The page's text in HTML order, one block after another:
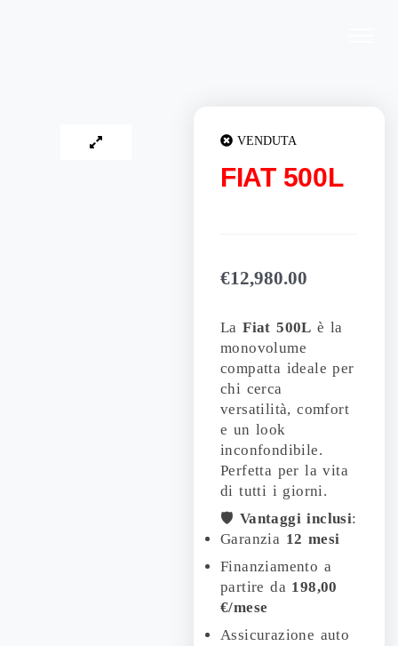
VENDUTA
FIAT 500L
€12,980.00
LaFiat 500L è la
monovolume
compatta ideale per
chi cerca
versatilità, comfort
e un look
inconfondibile.
Perfetta per la vita
di tutti i giorni.
🛡️ Vantaggi inclusi:
Garanzia 12 mesi
Finanziamento a
partire da 198,00
€/mese
Assicurazione auto